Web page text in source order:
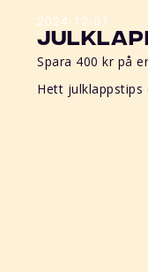
2024-12-01
Spara 400 kr på
Hett